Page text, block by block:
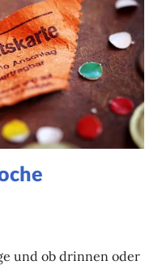
und ob drinnen oder